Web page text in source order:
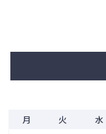
月 火 水